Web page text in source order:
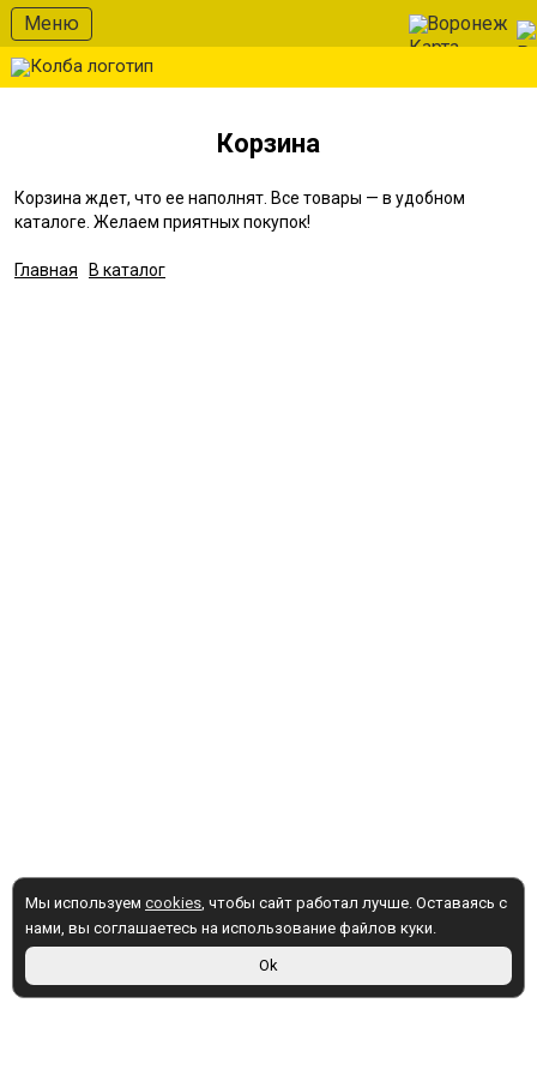
Меню Воронеж
Корзина
Корзина ждет, что ее наполнят. Все товары — в удобном
каталоге. Желаем приятных покупок!
Главная В каталог
Мы используем cookies, чтобы сайт работал лучше. Оставаясь с
нами, вы соглашаетесь на использование файлов куки.
Ok